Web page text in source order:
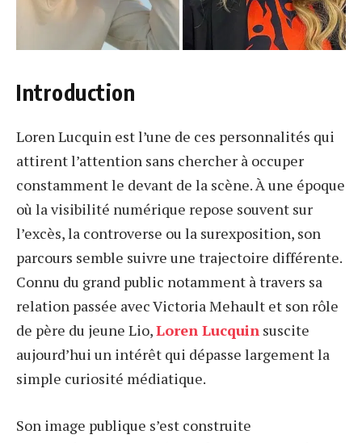
Introduction
Loren Lucquin est l’une de ces personnalités qui
attirent l’attention sans chercher à occuper
constamment le devant de la scène. À une époque
où la visibilité numérique repose souvent sur
l’excès, la controverse ou la surexposition, son
parcours semble suivre une trajectoire différente.
Connu du grand public notamment à travers sa
relation passée avec Victoria Mehault et son rôle
de père du jeune Lio,Loren Lucquin suscite
aujourd’hui un intérêt qui dépasse largement la
simple curiosité médiatique.
Son image publique s’est construite